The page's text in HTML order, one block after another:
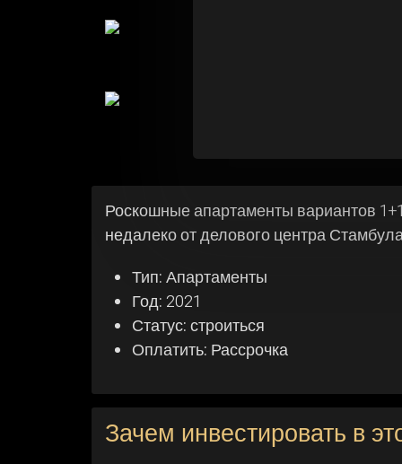
Роскошные апартаменты вариантов
недалеко от делового центра
Тип:Апартаменты
Год:2021
Статус:строиться
Оплатить: Рассрочка
Зачем инвестировать в